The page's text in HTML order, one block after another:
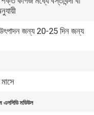
জন্য 20-25 দিন জন্য
এলসিডি মডিউল